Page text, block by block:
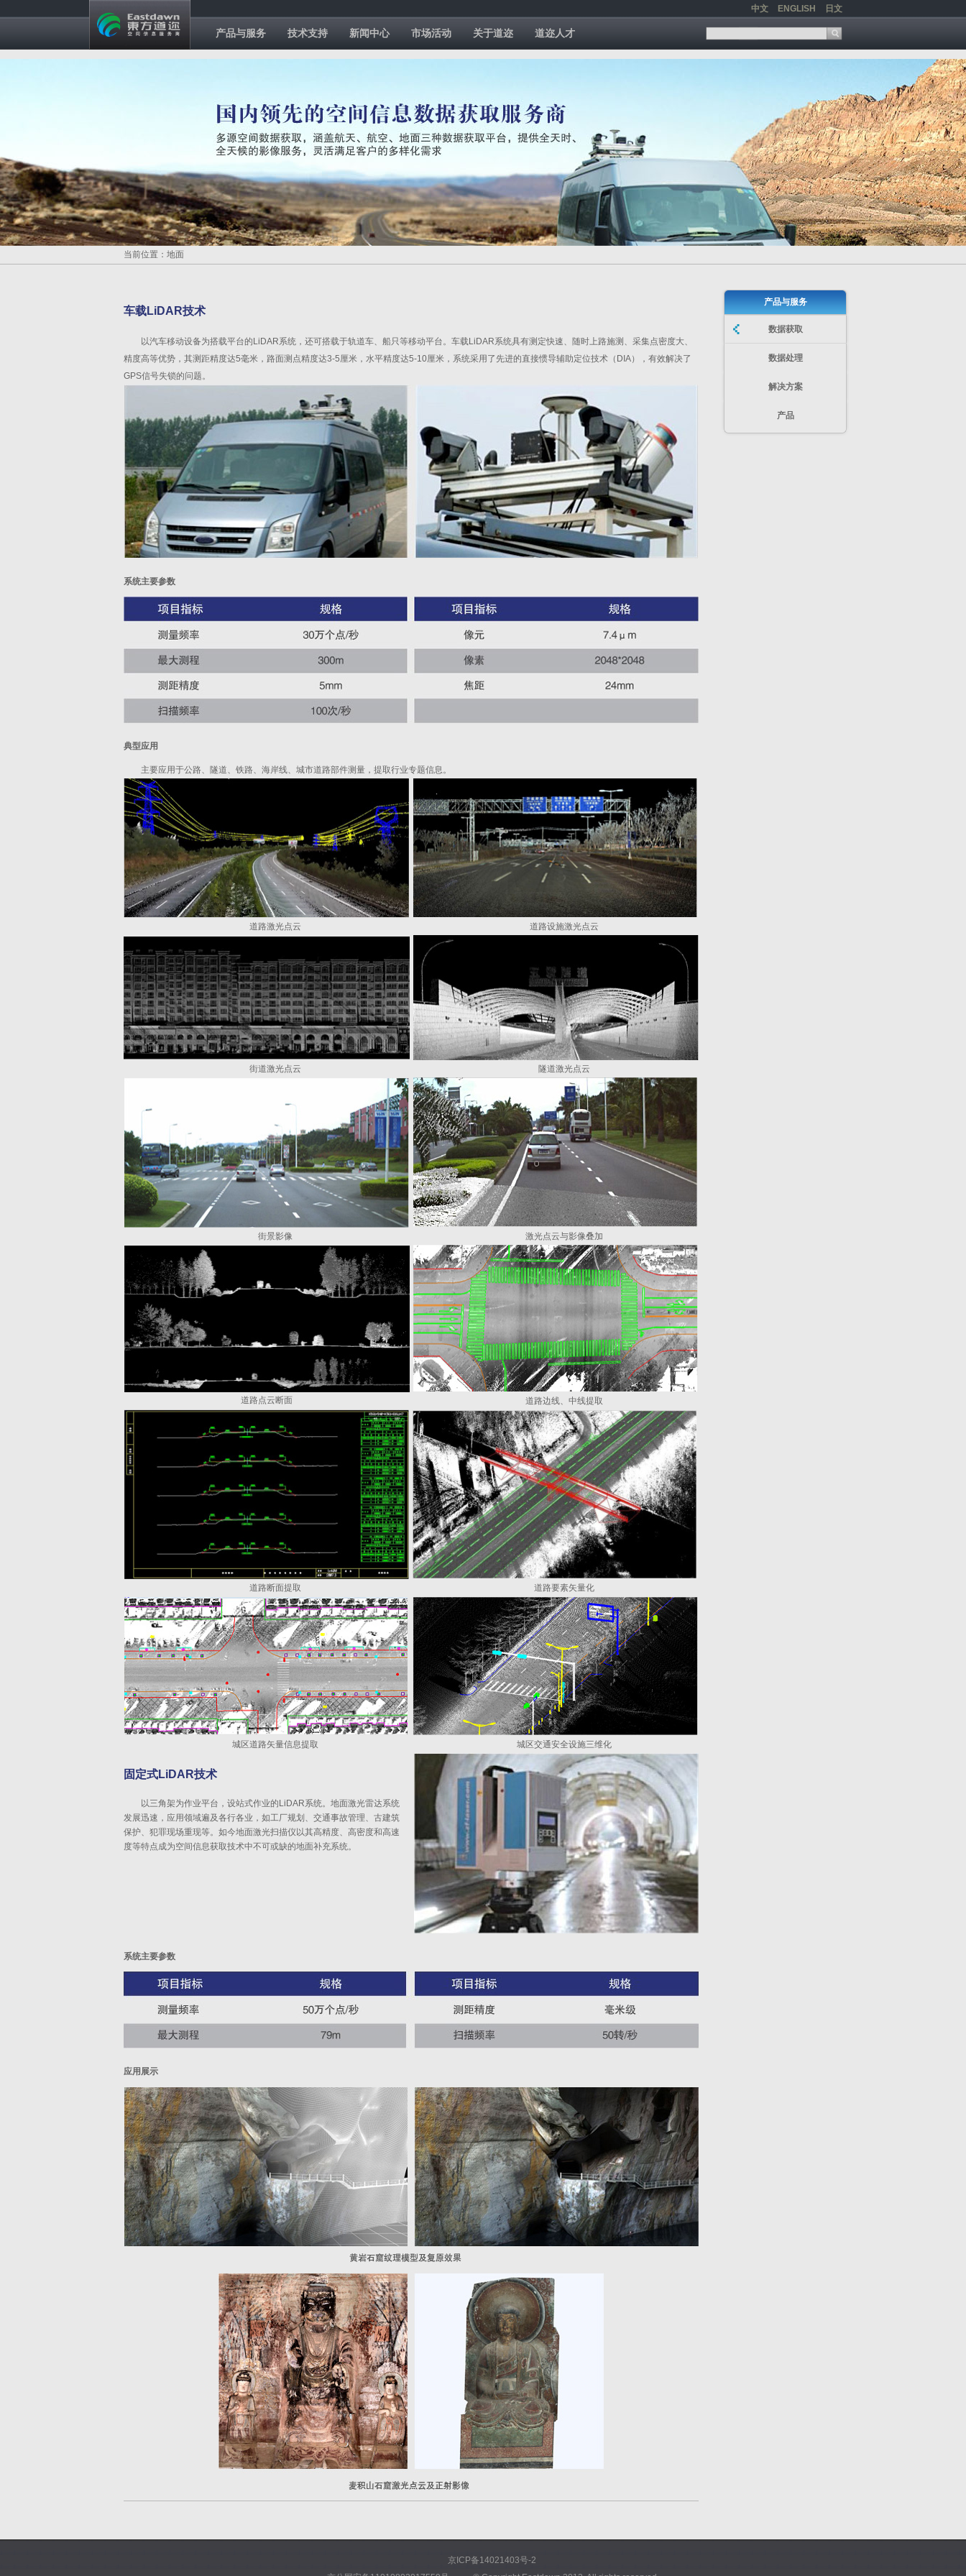
中文 ENGLISH 日文
产品与服务 技术支持 新闻中心 市场活动 关于道迩 道迩人才
当前位置：地面
车载LiDAR技术
以汽车移动设备为搭载平台的LiDAR系统，还可搭载于轨道车、船只等移动平台。车载LiDAR系统具有测定快速、随时上路施测、采集点密度大、
精度高等优势，其测距精度达5毫米，路面测点精度达3-5厘米，水平精度达5-10厘米，系统采用了先进的直接惯导辅助定位技术（DIA），有效解决了
GPS信号失锁的问题。
系统主要参数
典型应用
主要应用于公路、隧道、铁路、海岸线、城市道路部件测量，提取行业专题信息。
道路激光点云 道路设施激光点云
街道激光点云 隧道激光点云
街景影像 激光点云与影像叠加
道路点云断面 道路边线、中线提取
道路断面提取 道路要素矢量化
城区道路矢量信息提取 城区交通安全设施三维化
固定式LiDAR技术
以三角架为作业平台，设站式作业的LiDAR系统。地面激光雷达系统
发展迅速，应用领域遍及各行各业，如工厂规划、交通事故管理、古建筑
保护、犯罪现场重现等。如今地面激光扫描仪以其高精度、高密度和高速
度等特点成为空间信息获取技术中不可或缺的地面补充系统。
系统主要参数
应用展示
产品与服务
数据获取
数据处理
解决方案
产品
京ICP备14021403号-2